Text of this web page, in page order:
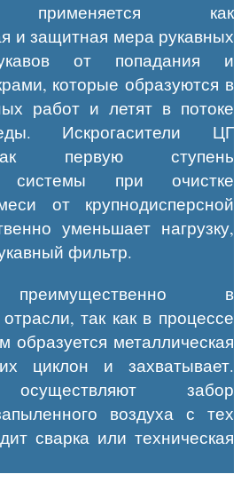
применяется как
и защитная мера рукавных
от попадания и
которые образуются в
работ и летят в потоке
Искрогасители ЦГ
первую ступень
системы при очистке
от крупнодисперсной
уменьшает нагрузку,
фильтр.
преимущественно в
так как в процессе
образуется металлическая
циклон и захватывает.
осуществляют забор
воздуха с тех
сварка или техническая